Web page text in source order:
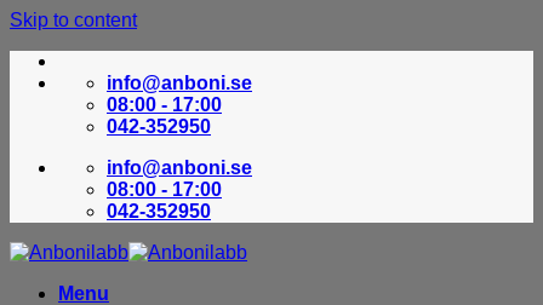
Skip to content
info@anboni.se
08:00 - 17:00
042-352950
info@anboni.se
08:00 - 17:00
042-352950
Menu